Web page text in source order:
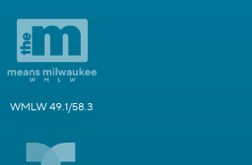
WMLW 49.1/58.3